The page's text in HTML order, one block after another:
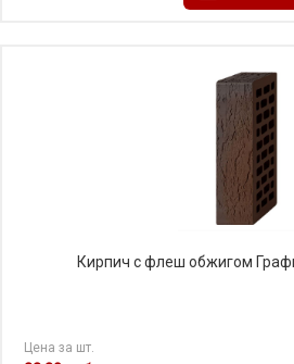
Кирпич с флеш обжигом
Цена за шт.